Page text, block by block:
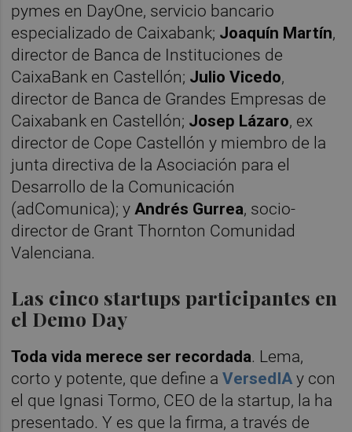
pymes en DayOne, servicio bancario
especializado de Caixabank; Joaquín Martín,
director de Banca de Instituciones de
CaixaBank en Castellón; Julio Vicedo,
director de Banca de Grandes Empresas de
Caixabank en Castellón; Josep Lázaro, ex
director de Cope Castellón y miembro de la
junta directiva de la Asociación para el
Desarrollo de la Comunicación
(adComunica); yAndrés Gurrea, socio-
director de Grant Thornton Comunidad
Valenciana.
Las cinco startups participantes en
el Demo Day
Toda vida merece ser recordada. Lema,
corto y potente, que define aVersedIA y con
el que Ignasi Tormo, CEO de la startup, la ha
presentado. Y es que la firma, a través de